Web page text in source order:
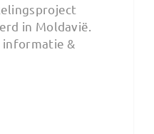
in Moldavië.
informatie &